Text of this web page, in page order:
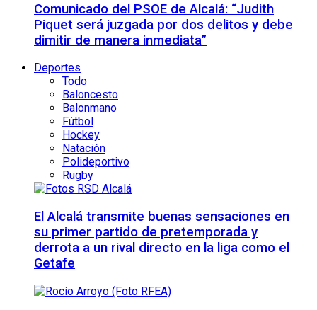
Comunicado del PSOE de Alcalá: “Judith
Piquet será juzgada por dos delitos y debe
dimitir de manera inmediata”
Deportes
Todo
Baloncesto
Balonmano
Fútbol
Hockey
Natación
Polideportivo
Rugby
El Alcalá transmite buenas sensaciones en
su primer partido de pretemporada y
derrota a un rival directo en la liga como el
Getafe